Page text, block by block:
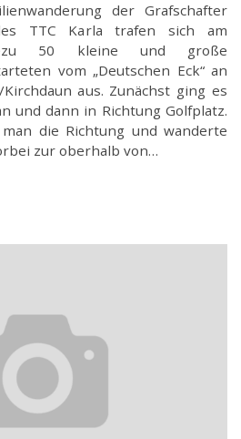
der Grafschafter
TTC Karla trafen sich am
50 kleine und große
vom „Deutschen Eck“ an
aus. Zunächst ging es
und dann in Richtung Golfplatz.
die Richtung und wanderte
zur oberhalb von…